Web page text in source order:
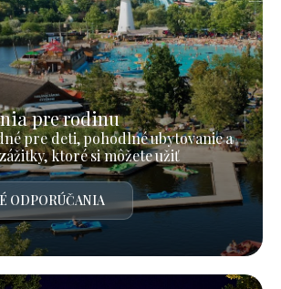
pre rodinu
pre deti, pohodlné ubytovanie a
ktoré si môžete užiť
ODPORÚČANIA